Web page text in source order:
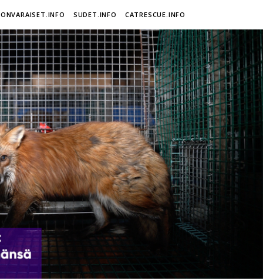
SUDET.INFO CATRESCUE.INFO